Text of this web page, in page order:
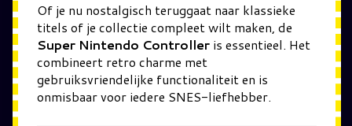
Of je nu nostalgisch teruggaat naar klassieke
titels of je collectie compleet wilt maken, de
Super Nintendo Controller is essentieel. Het
combineert retro charme met
gebruiksvriendelijke functionaliteit en is
onmisbaar voor iedere SNES-liefhebber.